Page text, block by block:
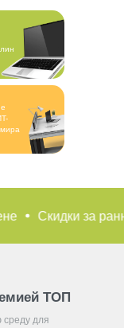
за раннее
для
TOП